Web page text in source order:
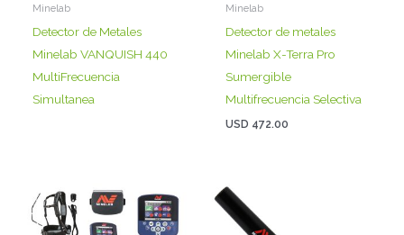
Minelab
Detector de Metales
Minelab VANQUISH 440
MultiFrecuencia
Simultanea
Minelab
Detector de metales
Minelab X-Terra Pro
Sumergible
Multifrecuencia Selectiva
USD 472.00